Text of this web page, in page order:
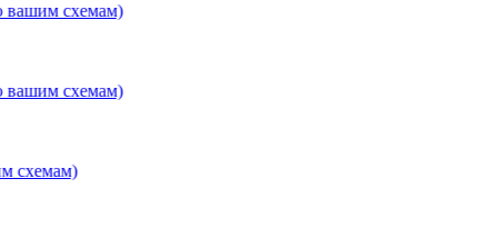
схемам)
схемам)